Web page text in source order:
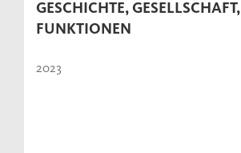
GESCHICHTE, GESELLSCHAFT,
FUNKTIONEN
2023